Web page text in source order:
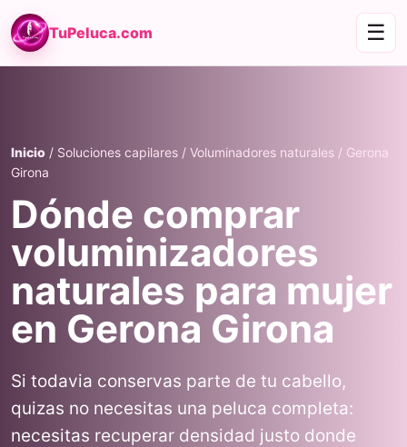
TuPeluca.com ☰
Inicio / Soluciones capilares / Voluminadores naturales / Gerona
Girona
Dónde comprar
voluminizadores
naturales para mujer
en Gerona Girona
Si todavia conservas parte de tu cabello,
quizas no necesitas una peluca completa:
necesitas recuperar densidad justo donde